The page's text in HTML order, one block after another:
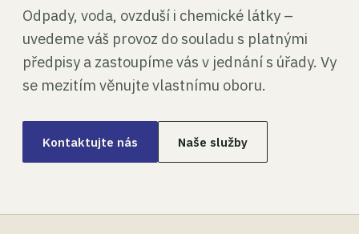
Odpady, voda, ovzduší i chemické látky –
uvedeme váš provoz do souladu s platnými
předpisy a zastoupíme vás v jednání s úřady. Vy
se mezitím věnujte vlastnímu oboru.
Kontaktujte nás Naše služby